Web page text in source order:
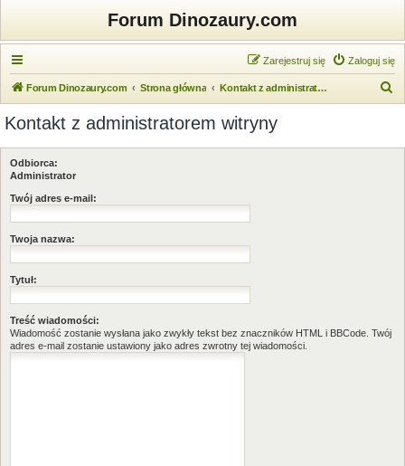
Forum Dinozaury.com
Zaloguj się
Zarejestruj się
Forum Dinozaury.com Strona główna Kontakt z administratorem witryny
k
Kontakt z administratorem witryny
Odbiorca:
Administrator
Twój adres e-mail:
Twoja nazwa:
Tytuł:
Treść wiadomości:
Wiadomość zostanie wysłana jako zwykły tekst bez znaczników HTML i BBCode. Twój
adres e-mail zostanie ustawiony jako adres zwrotny tej wiadomości.